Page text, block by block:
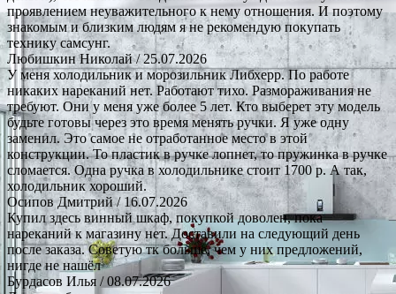
проявлением неуважительного к нему отношения. И поэтому
знакомым и близким людям я не рекомендую покупать
технику самсунг.
Любишкин Николай/ 25.07.2026
У меня холодильник и морозильник Либхерр. По работе
никаких нареканий нет. Работают тихо. Размораживания не
требуют. Они у меня уже более 5 лет. Кто выберет эту модель
будьте готовы через это время менять ручки. Я уже одну
заменил. Это самое не отработанное место в этой
конструкции. То пластик в ручке лопнет, то пружинка в ручке
сломается. Одна ручка в холодильнике стоит 1700 р. А так,
холодильник хороший.
Осипов Дмитрий/ 16.07.2026
Купил здесь винный шкаф, покупкой доволен, пока
нареканий к магазину нет. Доставили на следующий день
после заказа. Советую тк больше, чем у них предложений,
нигде не нашёл
Бурдасов Илья / 08.07.2026